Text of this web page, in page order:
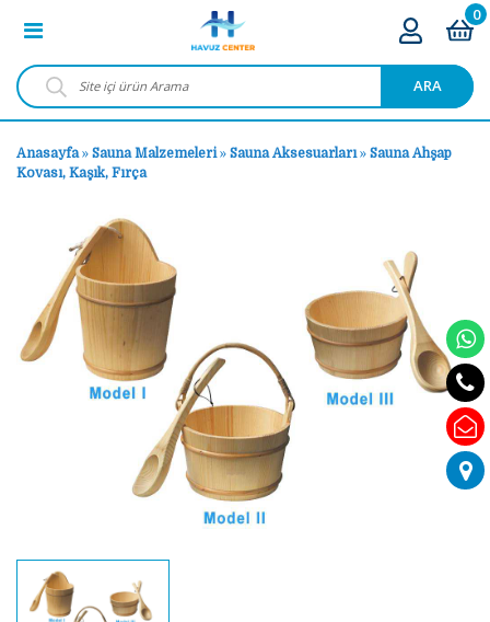
ARA
0
Anasayfa» Sauna Malzemeleri» Sauna Aksesuarları» Sauna Ahşap
Kovası, Kaşık, Fırça